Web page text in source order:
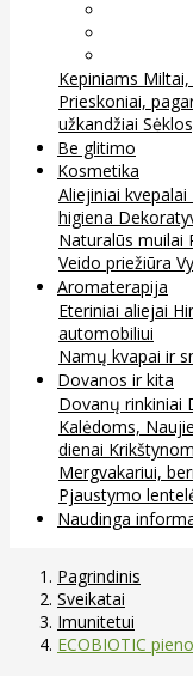
Kepiniams
Prieskoniai,
užkandžiai
Be glitimo
Kosmetika
Aliejiniai kvepalai
higiena
Naturalūs muilai
Veido priežiūra
Aromaterapija
Eteriniai aliejai
automobiliui
Namų kvapai ir
Dovanos ir kita
Dovanų rinkiniai
Kalėdoms,
dienai
Mergvakariui,
Pjaustymo
Naudinga
Pagrindinis
Sveikatai
Imunitetui
ECOBIOTIC